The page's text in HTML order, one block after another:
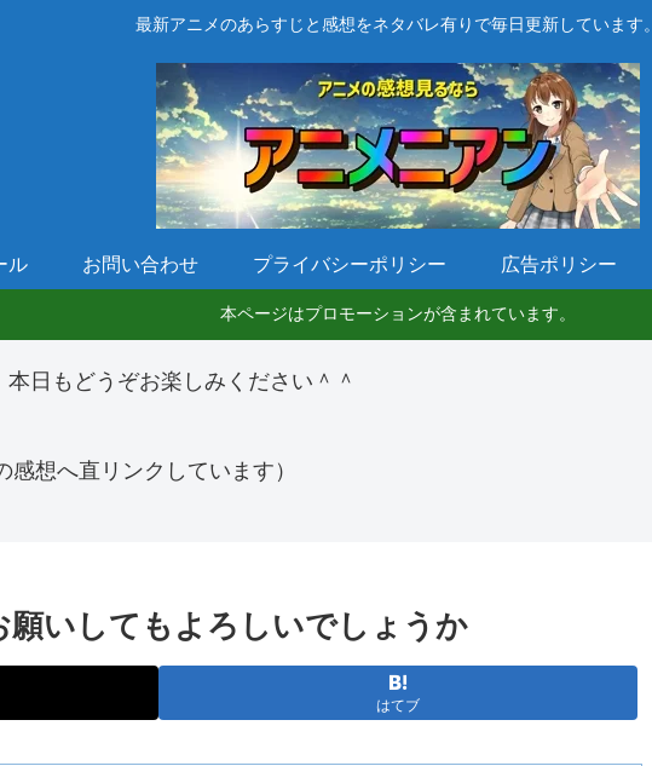
最新アニメのあらすじと感想をネタバレ有りで毎日更新しています。
ル お問い合わせ プライバシーポリシー 広告ポリシー
本ページはプロモーションが含まれています。
日もどうぞお楽しみください＾＾
想へ直リンクしています）
いしてもよろしいでしょうか
はてブ